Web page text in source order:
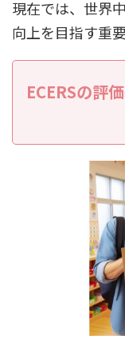
現在では、世界
向上を目指す重
ECERSの評